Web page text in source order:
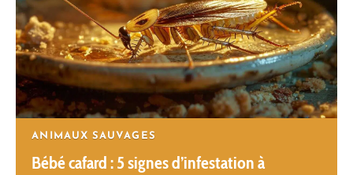
ANIMAUX SAUVAGES
Bébé cafard : 5 signes d’infestation à